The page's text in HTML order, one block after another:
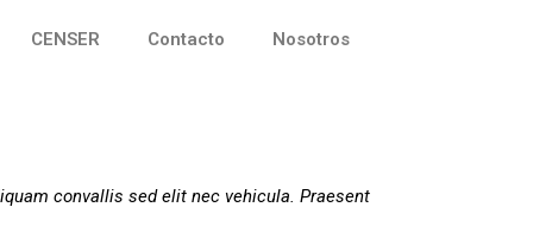
CENSER Contacto Nosotros
convallis sed elit nec vehicula. Praesent